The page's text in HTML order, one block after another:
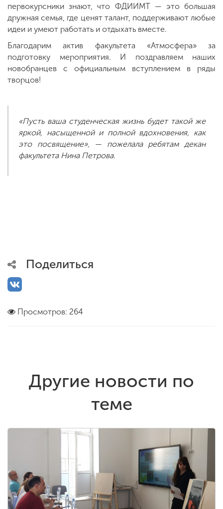
первокурсники знают, что ФДИИМТ — это большая
дружная семья, где ценят талант, поддерживают любые
идеи и умеют работать и отдыхать вместе.
Благодарим актив факультета «Атмосфера» за
подготовку мероприятия. И поздравляем наших
новобранцев с официальным вступлением в ряды
творцов!
«Пусть ваша студенческая жизнь будет такой же
яркой, насыщенной и полной вдохновения, как
это посвящение», — пожелала ребятам декан
факультета Нина Петрова.
Поделиться
Просмотров: 264
Другие новости по
теме